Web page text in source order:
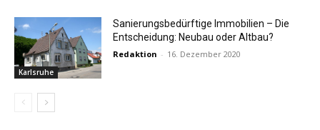
Karlsruhe
Sanierungsbedürftige Immobilien – Die
Entscheidung: Neubau oder Altbau?
Redaktion - 16. Dezember 2020